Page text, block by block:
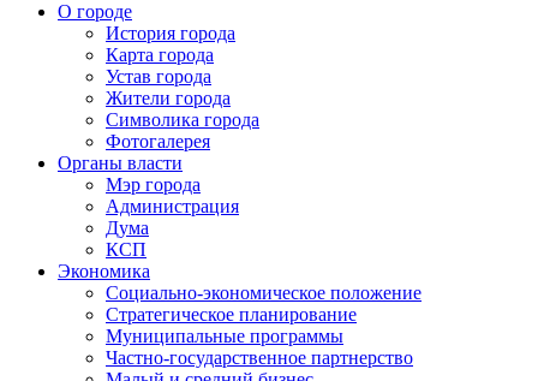
О городе
История города
Карта города
Устав города
Жители города
Символика города
Фотогалерея
Органы власти
Мэр города
Администрация
Дума
КСП
Экономика
Социально-экономическое положение
Стратегическое планирование
Муниципальные программы
Частно-государственное партнерство